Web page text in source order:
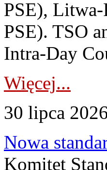
PSE),
PSE). TSO
Intra-Day
Więcej...
30 lipca
Nowa
Komitet